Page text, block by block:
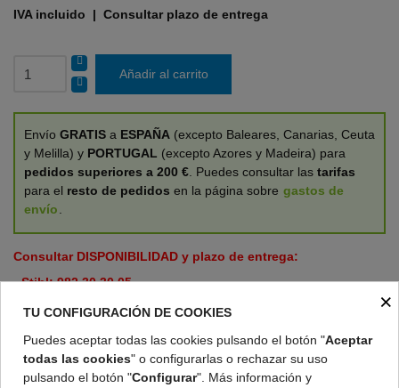
IVA incluido | Consultar plazo de entrega
Añadir al carrito
Envío GRATIS a ESPAÑA (excepto Baleares, Canarias, Ceuta
y Melilla) y PORTUGAL (excepto Azores y Madeira) para
pedidos superiores a 200 € . Puedes consultar las tarifas
para el resto de pedidos en la página sobre gastos de
envío
Consultar DISPONIBILIDAD y plazo de entrega:
- Stihl:982 30 30 05
- Husqvarna y otras marcas:
×
TU CONFIGURACIÓN DE COOKIES
Puedes aceptar todas las cookies pulsando el botón "Aceptar
todas las cookies" o configurarlas o rechazar su uso
pulsando el botón "Configurar". Más información y